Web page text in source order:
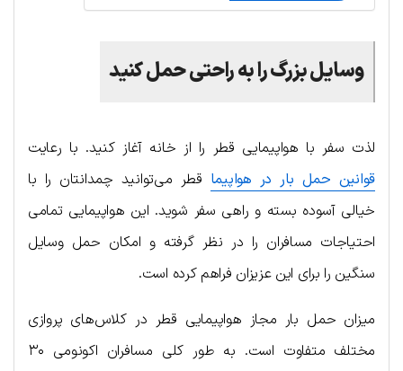
وسایل بزرگ را به راحتی حمل کنید
لذت سفر با هواپیمایی قطر را از خانه آغاز کنید. با رعایت
قوانین حمل بار در هواپیما قطر می‌توانید چمدانتان را با
خیالی آسوده بسته و راهی سفر شوید. این هواپیمایی تمامی
احتیاجات مسافران را در نظر گرفته و امکان حمل وسایل
سنگین را برای این عزیزان فراهم کرده است.
میزان حمل بار مجاز هواپیمایی قطر در کلاس‌های پروازی
مختلف متفاوت است. به طور کلی مسافران اکونومی ۳۰